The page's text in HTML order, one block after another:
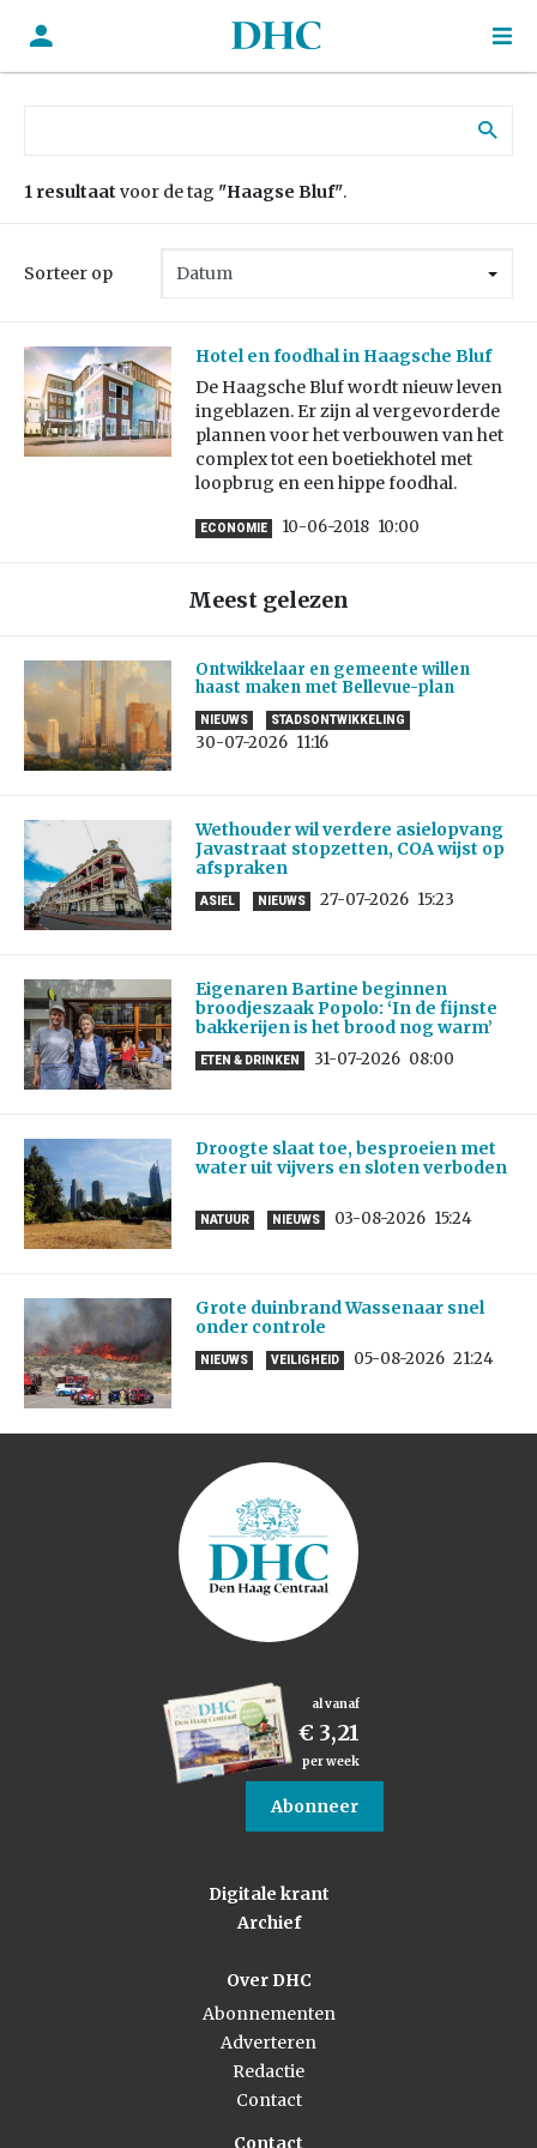
1 resultaat voor de tag "Haagse Bluf".
Sorteer op
Hotel en foodhal in Haagsche Bluf
De Haagsche Bluf wordt nieuw leven
ingeblazen. Er zijn al vergevorderde
plannen voor het verbouwen van het
complex tot een boetiekhotel met
loopbrug en een hippe foodhal.
ECONOMIE 10-06-2018 10:00
Meest gelezen
Ontwikkelaar en gemeente willen
haast maken met Bellevue-plan
NIEUWS STADSONTWIKKELING
30-07-2026 11:16
Wethouder wil verdere asielopvang
Javastraat stopzetten, COA wijst op
afspraken
ASIEL NIEUWS 27-07-2026 15:23
Eigenaren Bartine beginnen
broodjeszaak Popolo: ‘In de fijnste
bakkerijen is het brood nog warm’
ETEN & DRINKEN 31-07-2026 08:00
Droogte slaat toe, besproeien met
water uit vijvers en sloten verboden
NATUUR NIEUWS 03-08-2026 15:24
Grote duinbrand Wassenaar snel
onder controle
NIEUWS VEILIGHEID 05-08-2026 21:24
al vanaf
€ 3,21
per week
Abonneer
Digitale krant
Archief
Over DHC
Abonnementen
Adverteren
Redactie
Contact
Contact